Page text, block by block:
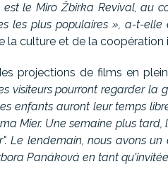
le Miro Žbirka Revival, au
les plus populaires », a-t-elle
la culture et de la coopération
projections de films en
visiteurs pourront regarder
enfants auront leur temps
Mier. Une semaine plus
Le lendemain, nous avons
Panáková en tant